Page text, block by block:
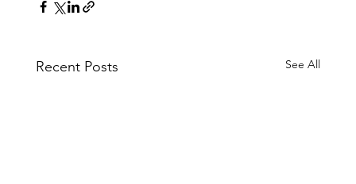
Recent Posts See All